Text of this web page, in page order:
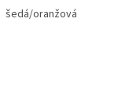
šedá/oranžová